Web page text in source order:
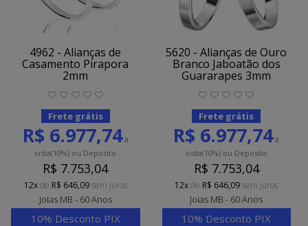
4962 - Alianças de
Casamento Pirapora
2mm
Frete grátis
R$ 6.977,74à
vista(10%) ou Deposito
R$ 7.753,04
12xde R$ 646,09sem juros
Joias MB - 60 Anos
10% Desconto PIX
5620 - Alianças de Ouro
Branco Jaboatão dos
Guararapes 3mm
Frete grátis
R$ 6.977,74à
vista(10%)ou Deposito
R$ 7.753,04
12xde R$ 646,09sem juros
Joias MB - 60 Anos
10% Desconto PIX